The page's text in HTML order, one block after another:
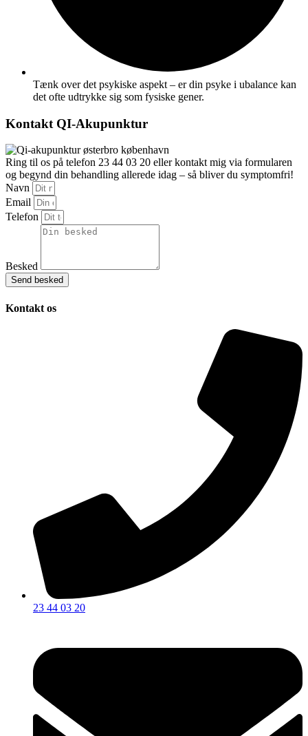
Tænk over det psykiske aspekt – er din psyke i ubalance kan
det ofte udtrykke sig som fysiske gener.
Kontakt QI-Akupunktur
Ring til os på telefon 23 44 03 20 eller kontakt mig via formularen
og begynd din behandling allerede idag – så bliver du symptomfri!
Navn
Email
Telefon
Besked
Send besked
Kontakt os
23 44 03 20